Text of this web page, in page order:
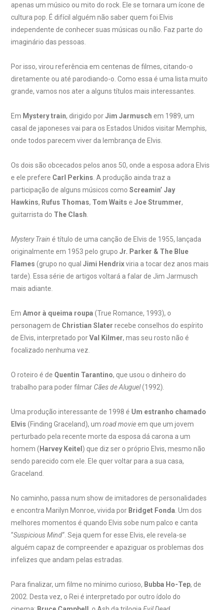
apenas um músico ou mito do rock. Ele se tornara um ícone de
cultura pop. É difícil alguém não saber quem foi Elvis
independente de conhecer suas músicas ou não. Faz parte do
imaginário das pessoas.
Por isso, virou referência em centenas de filmes, citando-o
diretamente ou até parodiando-o. Como essa é uma lista muito
grande, vamos nos ater a alguns títulos mais interessantes.
Em Mystery train, dirigido porJim Jarmusch em 1989, um
casal de japoneses vai para os Estados Unidos visitar Memphis,
onde todos parecem viver da lembrança de Elvis.
Os dois são obcecados pelos anos 50, onde a esposa adora Elvis
e ele prefere Carl Perkins . A produção ainda traz a
participação de alguns músicos como Screamin’ Jay
Hawkins, Rufus Thomas, Tom Waits e Joe Strummer,
guitarrista do The Clash
Mystery Train é título de uma canção de Elvis de 1955, lançada
originalmente em 1953 pelo grupo Jr. Parker & The Blue
Flames (grupo no qual Jimi Hendrixviria a tocar dez anos mais
tarde). Essa série de artigos voltará a falar de Jim Jarmusch
mais adiante.
Em Amor à queima roupa (True Romance, 1993), o
personagem de Christian Slater recebe conselhos do espírito
de Elvis, interpretado porVal Kilmer, mas seu rosto não é
focalizado nenhuma vez.
O roteiro é de Quentin Tarantino, que usou o dinheiro do
trabalho para poder filmar Cães de Aluguel(1992).
Uma produção interessante de 1998 é Um estranho chamado
Elvis (Finding Graceland), um road movieem que um jovem
perturbado pela recente morte da esposa dá carona a um
homem ( Harvey Keitel ) que diz ser o próprio Elvis, mesmo não
sendo parecido com ele. Ele quer voltar para a sua casa,
Graceland.
No caminho, passa num show de imitadores de personalidades
e encontra Marilyn Monroe, vivida por Bridget Fonda . Um dos
melhores momentos é quando Elvis sobe num palco e canta
“Suspicious Mind“. Seja quem for esse Elvis, ele revela-se
alguém capaz de compreender e apaziguar os problemas dos
infelizes que andam pelas estradas.
Para finalizar, um filme no mínimo curioso, Bubba Ho-Tep, de
2002. Desta vez, o Rei é interpretado por outro ídolo do